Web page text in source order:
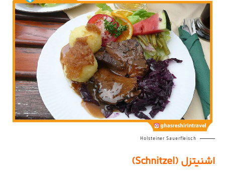
Holsteiner Sauerfleisch
اشنیتزل (Schnitzel)